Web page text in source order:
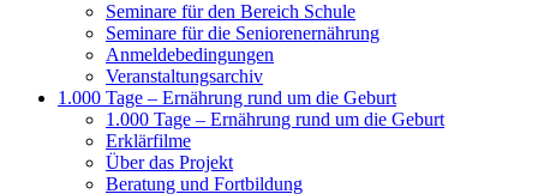
Seminare für den Bereich Schule
Seminare für die Seniorenernährung
Anmeldebedingungen
Veranstaltungsarchiv
1.000 Tage – Ernährung rund um die Geburt
1.000 Tage – Ernährung rund um die Geburt
Erklärfilme
Über das Projekt
Beratung und Fortbildung